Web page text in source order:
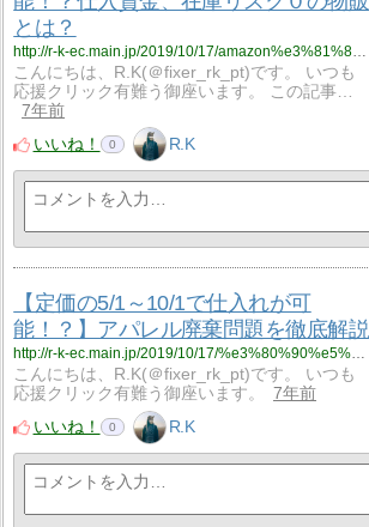
とは？
こんにちは、R.K(＠fixer_rk_pt)です。 いつも
応援クリック有難う御座います。 この記事…
7年前
いいね！
0 R.K
【定価の5/1～10/1で仕入れが可
能！？】アパレル廃棄問題を徹底解説
http://r-k-ec.main.jp/2019/10/17/%e3%80%90%e5%ae%9a%e4%be%a1%e3%81%ae5-1%ef%bd%9e10-1%e3%81%a7%e4%bb%95%e5%85%a5%e3%82%8c%e3%81%8c%e5%8f%af%e8%83%bd%ef%bc%81%ef%bc%9f%e3%80%91%e3%82%a2%e3%83%91%e3%83%ac%e3%83%ab%e5%bb%83%e6%a3%84/
こんにちは、R.K(＠fixer_rk_pt)です。 いつも
応援クリック有難う御座います。
7年前
いいね！
0 R.K